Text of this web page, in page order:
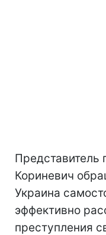
Представитель
Кориневич
Украина
эффективно
преступления